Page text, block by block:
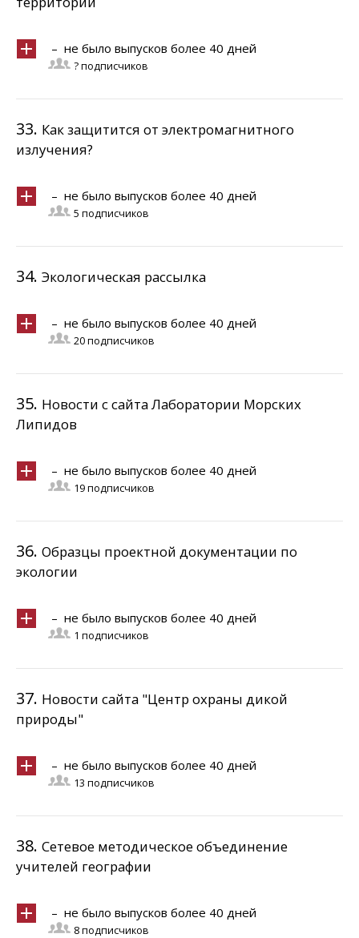
– не было выпусков более 40 дней
? подписчиков
33. Как защитится от электромагнитного
излучения?
– не было выпусков более 40 дней
5 подписчиков
34. Экологическая рассылка
– не было выпусков более 40 дней
20 подписчиков
35. Новости с сайта Лаборатории Морских
Липидов
– не было выпусков более 40 дней
19 подписчиков
36. Образцы проектной документации по
экологии
– не было выпусков более 40 дней
1 подписчиков
37. Новости сайта "Центр охраны дикой
природы"
– не было выпусков более 40 дней
13 подписчиков
38. Сетевое методическое объединение
учителей географии
– не было выпусков более 40 дней
8 подписчиков